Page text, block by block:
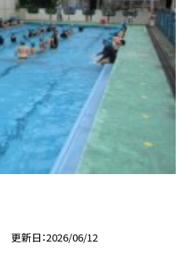
更新日 2026/06/12